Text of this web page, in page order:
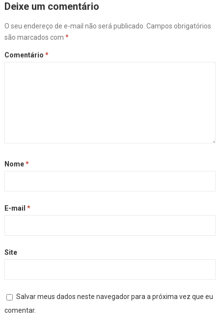
Deixe um comentário
O seu endereço de e-mail não será publicado. Campos obrigatórios
são marcados com *
Comentário *
Nome*
E-mail *
Site
Salvar meus dados neste navegador para a próxima vez que eu
comentar.